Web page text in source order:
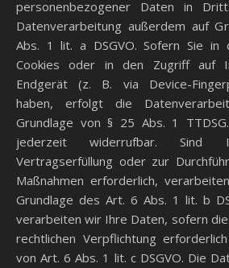
personenbezogener Daten in
Datenverarbeitung außerdem auf
Abs. 1 lit. a DSGVO. Sofern Sie in
Cookies oder in den Zugriff auf
Endgerät (z. B. via Device-
haben, erfolgt die
Grundlage von § 25 Abs. 1
jederzeit widerrufbar.
Vertragserfüllung oder zur
Maßnahmen erforderlich,
Grundlage des Art. 6 Abs. 1 lit. b
verarbeiten wir Ihre Daten, sofern
rechtlichen Verpflichtung
von Art. 6 Abs. 1 lit. c DSGVO. Die